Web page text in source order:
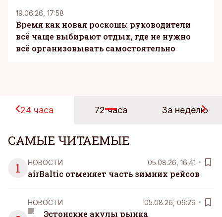
19.06.26, 17:58
Время как новая роскошь: руководители
всё чаще выбирают отдых, где не нужно
всё организовывать самостоятельно
24 часа 72 часа За неделю
САМЫЕ ЧИТАЕМЫЕ
1
НОВОСТИ 05.08.26, 16:41
airBaltic отменяет часть зимних рейсов
НОВОСТИ 05.08.26, 09:29
Эстонские акулы рынка